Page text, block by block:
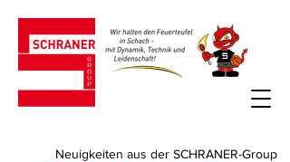
Neuigkeiten aus der SCHRANER-Group